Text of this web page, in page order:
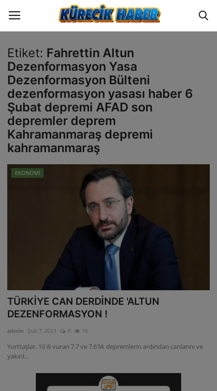
Oturum Üye Ol
ANA SAYFA
GÜNCEL
POLİTİKA
SAĞLIK VE YAŞAM TARZI
SPOR
SEYAHAT
EĞİTİM
Etiket: Fahrettin Altun
Dezenformasyon Yasa
Dezenformasyon Bülteni
dezenformasyon yasası haber 6
Şubat depremi AFAD son
depremler deprem
Kahramanmaraş depremi
kahramanmaraş
EKONOMİ
TÜRKİYE CAN DERDİNDE 'ALTUN
DEZENFORMASYON !
admin Şub 7, 2023 0 16
Yurttaşlar, 10 ili vuran 7.7 ve 7.6'lık depremlerin ardından canlarını ve
yakınl...